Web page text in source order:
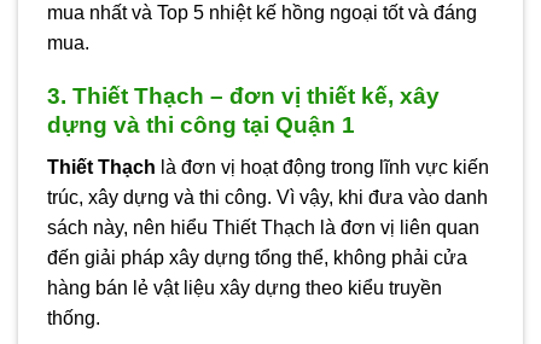
mua nhấtvà Top 5 nhiệt kế hồng ngoại tốt và đáng
mua.
3. Thiết Thạch – đơn vị thiết kế, xây
dựng và thi công tại Quận 1
Thiết Thạch là đơn vị hoạt động trong lĩnh vực kiến
trúc, xây dựng và thi công. Vì vậy, khi đưa vào danh
sách này, nên hiểu Thiết Thạch là đơn vị liên quan
đến giải pháp xây dựng tổng thể, không phải cửa
hàng bán lẻ vật liệu xây dựng theo kiểu truyền
thống.